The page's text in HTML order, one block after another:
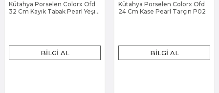
Kütahya Porselen Colorx Ofd
32 Cm Kayık Tabak Pearl Yeşil
BILGI AL
Kütahya Porselen Colorx Ofd
24 Cm Kase Pearl Tarçın P02
BILGI AL